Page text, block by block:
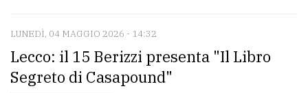
PRIVACY
LUNEDÌ, 04 MAGGIO 2026 - 14:32
Lecco: il 15 Berizzi presenta "Il Libro
Segreto di Casapound"